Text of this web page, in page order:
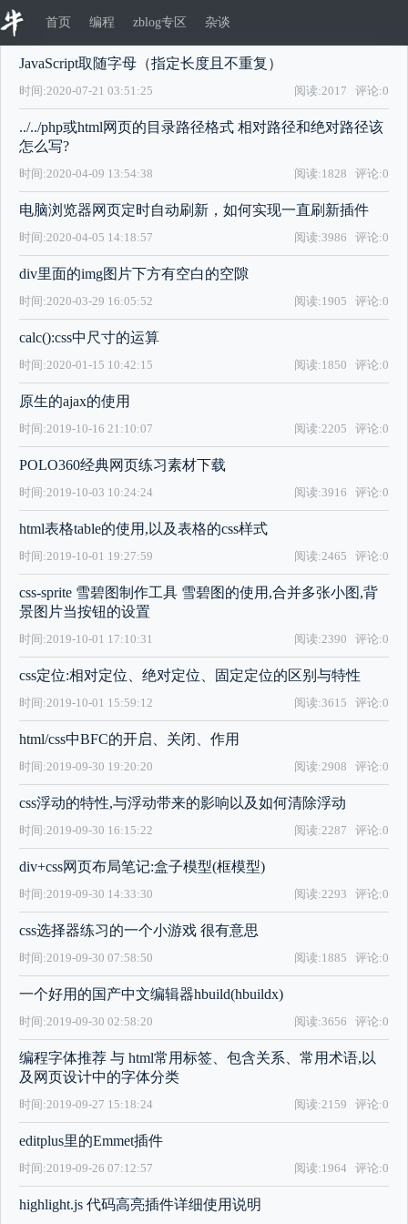
首页 编程 zblog专区 杂谈
JavaScript取随字母（指定长度且不重复）
时间:2020-07-21 03:51:25 评论:0
阅读:2017
../../php或html网页的目录路径格式 相对路径和绝对路径该
怎么写?
时间:2020-04-09 13:54:38 评论:0
阅读:1828
电脑浏览器网页定时自动刷新，如何实现一直刷新插件
时间:2020-04-05 14:18:57 评论:0
阅读:3986
div里面的img图片下方有空白的空隙
时间:2020-03-29 16:05:52 评论:0
阅读:1905
calc():css中尺寸的运算
时间:2020-01-15 10:42:15 评论:0
阅读:1850
原生的ajax的使用
时间:2019-10-16 21:10:07 评论:0
阅读:2205
POLO360经典网页练习素材下载
时间:2019-10-03 10:24:24 评论:0
阅读:3916
html表格table的使用,以及表格的css样式
时间:2019-10-01 19:27:59 评论:0
阅读:2465
css-sprite 雪碧图制作工具 雪碧图的使用,合并多张小图,背
景图片当按钮的设置
时间:2019-10-01 17:10:31 评论:0
阅读:2390
css定位:相对定位、绝对定位、固定定位的区别与特性
时间:2019-10-01 15:59:12 评论:0
阅读:3615
html/css中BFC的开启、关闭、作用
时间:2019-09-30 19:20:20 评论:0
阅读:2908
css浮动的特性,与浮动带来的影响以及如何清除浮动
时间:2019-09-30 16:15:22 评论:0
阅读:2287
div+css网页布局笔记:盒子模型(框模型)
时间:2019-09-30 14:33:30 评论:0
阅读:2293
css选择器练习的一个小游戏 很有意思
时间:2019-09-30 07:58:50 评论:0
阅读:1885
一个好用的国产中文编辑器hbuild(hbuildx)
时间:2019-09-30 02:58:20 评论:0
阅读:3656
编程字体推荐 与 html常用标签、包含关系、常用术语,以
及网页设计中的字体分类
时间:2019-09-27 15:18:24 评论:0
阅读:2159
editplus里的Emmet插件
时间:2019-09-26 07:12:57 评论:0
阅读:1964
highlight.js 代码高亮插件详细使用说明